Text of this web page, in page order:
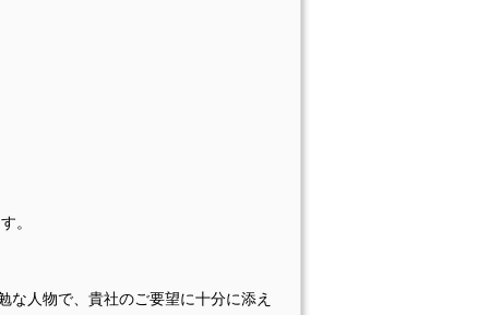
。
人物で、貴社のご要望に十分に添え